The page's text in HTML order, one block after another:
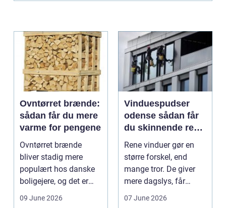
Ovntørret brænde:
sådan får du mere
varme for pengene
Ovntørret brænde
bliver stadig mere
populært hos danske
boligejere, og det er
ikke uden grund. Når
09 June 2026
Vinduespudser
odense sådan får
du skinnende rene
ruder året rundt
Rene vinduer gør en
større forskel, end
mange tror. De giver
mere dagslys, får
boligen eller virksom...
07 June 2026